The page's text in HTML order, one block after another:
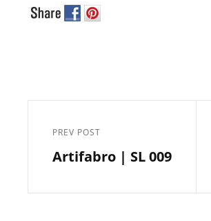
navigation
Previous
Post
PREV POST
Artifabro | SL 009